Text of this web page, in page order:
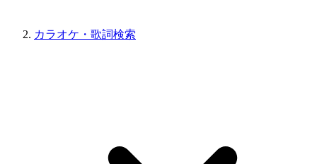
カラオケ・歌詞検索